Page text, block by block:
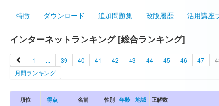
特徴 ダウンロード 追加問題集 改版履歴 活用講座
インターネットランキング [総合ランキング]
1 ... 39 40 41 42 43 44 45 46 47
月間ランキング
順位 得点 名前 性別 年齢 地域 正解数